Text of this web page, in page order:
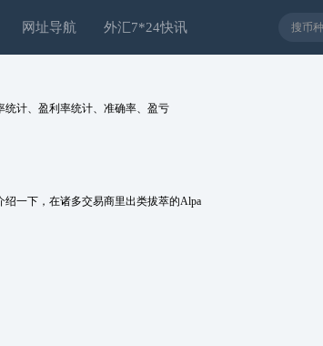
网址导航 外汇7*24快讯
统计、盈利率统计、准确率、盈亏
一下，在诸多交易商里出类拔萃的Alpa